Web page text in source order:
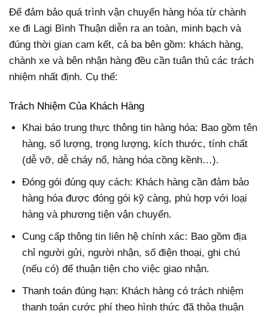
Để đảm bảo quá trình vận chuyển hàng hóa từ chành
xe đi Lagi Bình Thuận diễn ra an toàn, minh bạch và
đúng thời gian cam kết, cả ba bên gồm: khách hàng,
chành xe và bên nhận hàng đều cần tuân thủ các trách
nhiệm nhất định. Cụ thể:
Trách Nhiệm Của Khách Hàng
Khai báo trung thực thông tin hàng hóa: Bao gồm tên
hàng, số lượng, trọng lượng, kích thước, tính chất
(dễ vỡ, dễ cháy nổ, hàng hóa cồng kềnh…).
Đóng gói đúng quy cách: Khách hàng cần đảm bảo
hàng hóa được đóng gói kỹ càng, phù hợp với loại
hàng và phương tiện vận chuyển.
Cung cấp thông tin liên hệ chính xác: Bao gồm địa
chỉ người gửi, người nhận, số điện thoại, ghi chú
(nếu có) để thuận tiện cho việc giao nhận.
Thanh toán đúng hạn: Khách hàng có trách nhiệm
thanh toán cước phí theo hình thức đã thỏa thuận